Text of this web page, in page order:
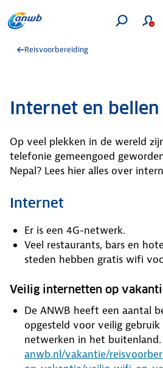
Reisvoorbereiding
Internet en
Op veel plekken in de wereld
telefonie gemeengoed
Nepal? Lees hier alles over
Internet
Er is een 4G-netwerk.
Veel restaurants, bars en
steden hebben gratis wifi
Veilig internetten op
De ANWB heeft een aantal
opgesteld voor veilig
netwerken in het buitenland.
anwb.nl/vakantie/